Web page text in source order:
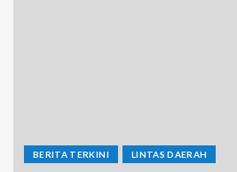
BERITA TERKINI LINTAS DAERAH